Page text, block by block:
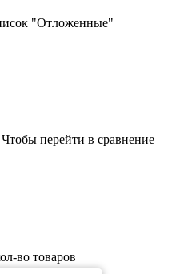
"Отложенные"
перейти в сравнение
во товаров